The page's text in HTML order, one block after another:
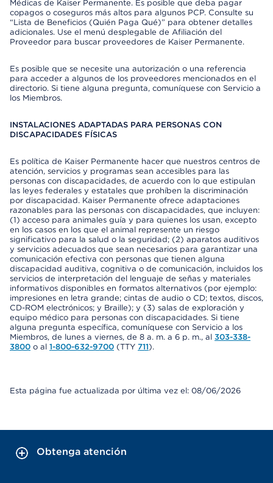
Médicas de Kaiser Permanente. Es posible que deba pagar
copagos o coseguros más altos para algunos PCP. Consulte su
“Lista de Beneficios (Quién Paga Qué)” para obtener detalles
adicionales. Use el menú desplegable de Afiliación del
Proveedor para buscar proveedores de Kaiser Permanente.
Es posible que se necesite una autorización o una referencia
para acceder a algunos de los proveedores mencionados en el
directorio. Si tiene alguna pregunta, comuníquese con Servicio a
los Miembros.
INSTALACIONES ADAPTADAS PARA PERSONAS CON
DISCAPACIDADES FÍSICAS
Es política de Kaiser Permanente hacer que nuestros centros de
atención, servicios y programas sean accesibles para las
personas con discapacidades, de acuerdo con lo que estipulan
las leyes federales y estatales que prohíben la discriminación
por discapacidad. Kaiser Permanente ofrece adaptaciones
razonables para las personas con discapacidades, que incluyen:
(1) acceso para animales guía y para quienes los usan, excepto
en los casos en los que el animal represente un riesgo
significativo para la salud o la seguridad; (2) aparatos auditivos
y servicios adecuados que sean necesarios para garantizar una
comunicación efectiva con personas que tienen alguna
discapacidad auditiva, cognitiva o de comunicación, incluidos los
servicios de interpretación del lenguaje de señas y materiales
informativos disponibles en formatos alternativos (por ejemplo:
impresiones en letra grande; cintas de audio o CD; textos, discos,
CD-ROM electrónicos; y Braille); y (3) salas de exploración y
equipo médico para personas con discapacidades. Si tiene
alguna pregunta específica, comuníquese con Servicio a los
Miembros, de lunes a viernes, de 8 a. m. a 6 p. m., al 303-338-
3800 o al 1-800-632-9700 (TTY 711).
Esta página fue actualizada por última vez el: 08/06/2026
Obtenga atención